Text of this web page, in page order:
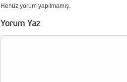
Henüz yorum yapılmamış.
Yorum Yaz